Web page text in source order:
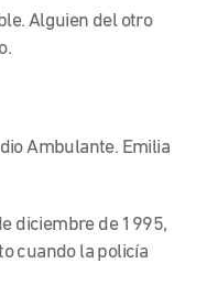
Alguien del otro
Ambulante. Emilia
diciembre de 1995,
cuando la policía